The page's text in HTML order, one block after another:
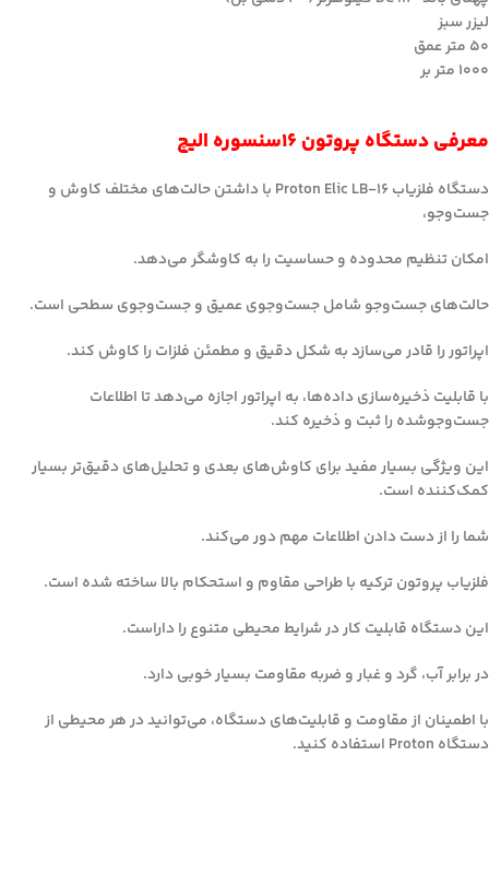
لیزر سبز
50 متر عمق
1000 متر بر
معرفی دستگاه پروتون ۱۶سنسوره الیچ
دستگاه فلزیاب Proton Elic LB-16 با داشتن حالت‌های مختلف کاوش و
جست‌وجو،
امکان تنظیم محدوده و حساسیت را به کاوشگر می‌دهد.
حالت‌های جست‌وجو شامل جست‌وجوی عمیق و جست‌وجوی سطحی است.
اپراتور را قادر می‌سازد به شکل دقیق و مطمئن فلزات را کاوش کند.
با قابلیت ذخیره‌سازی داده‌ها، به اپراتور اجازه می‌دهد تا اطلاعات
جست‌وجوشده را ثبت و ذخیره کند.
این ویژگی بسیار مفید برای کاوش‌های بعدی و تحلیل‌های دقیق‌تر بسیار
کمک‌کننده است.
شما را از دست دادن اطلاعات مهم دور می‌کند.
فلزیاب پروتون ترکیه با طراحی مقاوم و استحکام بالا ساخته شده است.
این دستگاه قابلیت کار در شرایط محیطی متنوع را داراست.
در برابر آب، گرد و غبار و ضربه مقاومت بسیار خوبی دارد.
با اطمینان از مقاومت و قابلیت‌های دستگاه، می‌توانید در هر محیطی از
دستگاه Proton استفاده کنید.